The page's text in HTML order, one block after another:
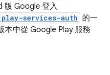
版 Google 登入
services-auth 的一
本中從 Google Play 服務